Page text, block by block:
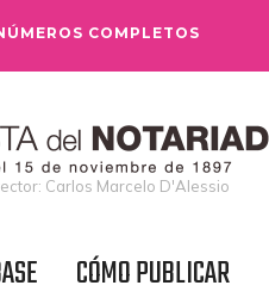
COMPLETOS
Carlos Marcelo D'Alessio
CÓMO PUBLICAR